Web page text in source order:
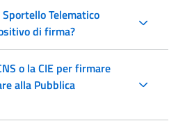
Telematico
di firma?
o la CIE per firmare
alla Pubblica